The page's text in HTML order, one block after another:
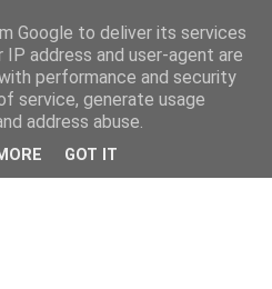
Google to deliver its services
address and user-agent are
performance and security
service, generate usage
address abuse.
GOT IT